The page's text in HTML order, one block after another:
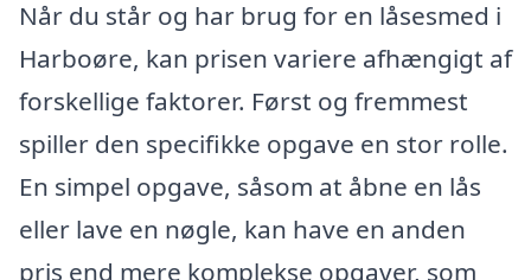
Når du står og har brug for en låsesmed i
Harboøre, kan prisen variere afhængigt af
forskellige faktorer. Først og fremmest
spiller den specifikke opgave en stor rolle.
En simpel opgave, såsom at åbne en lås
eller lave en nøgle, kan have en anden
pris end mere komplekse opgaver, som